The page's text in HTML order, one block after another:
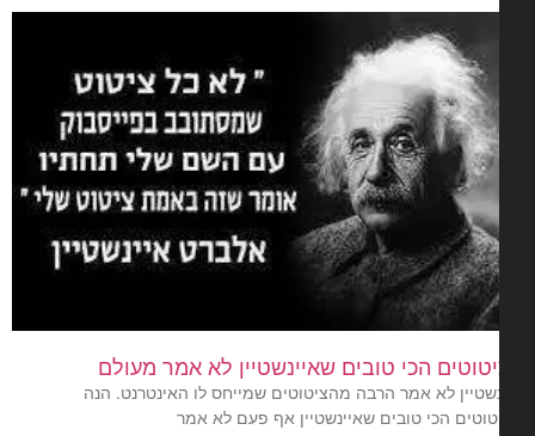
הכי טובים שאיינשטיין לא אמר מעולם
לא אמר הרבה מהציטוטים שמייחס לו האינטרנט. הנה
הכי טובים שאיינשטיין אף פעם לא אמר